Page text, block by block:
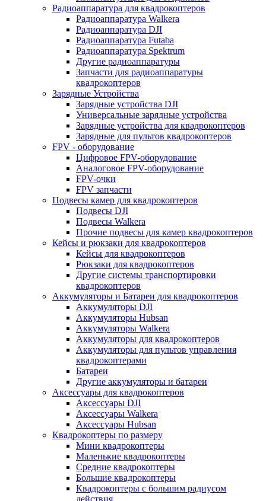
Радиоаппаратура для квадрокоптеров
Радиоаппаратура Walkera
Радиоаппаратура DJI
Радиоаппаратура Futaba
Радиоаппаратура Spektrum
Другие радиоаппаратуры
Запчасти для радиоаппаратуры
квадрокоптеров
Зарядные Устройства
Зарядные устройства DJI
Универсальные зарядные устройства
Зарядные устройства для квадрокоптеров
Зарядные для пультов квадрокоптеров
FPV - оборудование
Цифровое FPV-оборудование
Аналоговое FPV-оборудование
FPV-очки
FPV запчасти
Подвесы камер для квадрокоптеров
Подвесы DJI
Подвесы Walkera
Прочие подвесы для камер квадрокоптеров
Кейсы и рюкзаки для квадрокоптеров
Кейсы для квадрокоптеров
Рюкзаки для квадрокоптеров
Другие системы транспортировки
квадрокоптеров
Аккумуляторы и Батареи для квадрокоптеров
Аккумуляторы DJI
Аккумуляторы Hubsan
Аккумуляторы Walkera
Аккумуляторы для квадрокоптеров
Аккумуляторы для пультов управления
квадрокоптерами
Батареи
Другие аккумуляторы и батареи
Аксессуары для квадрокоптеров
Аксессуары DJI
Аксессуары Walkera
Аксессуары Hubsan
Квадрокоптеры по размеру
Мини квадрокоптеры
Маленькие квадрокоптеры
Средние квадрокоптеры
Большие квадрокоптеры
Квадрокоптеры с большим радиусом
действия